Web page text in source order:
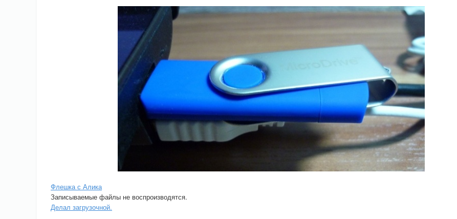
Флешка с Алика
Записываемые файлы не воспроизводятся.
Делал загрузочной.